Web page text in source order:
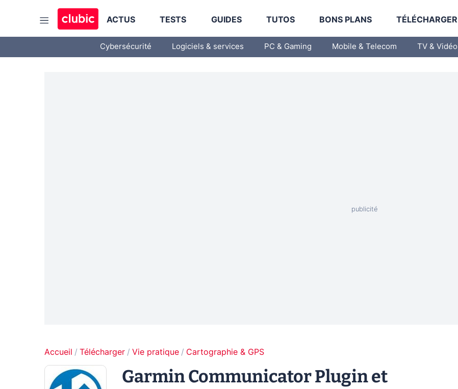
ACTUS TESTS GUIDES TUTOS BONS PLANS TÉLÉCHARGER
Cybersécurité Logiciels & services PC & Gaming Mobile & Telecom TV & Vidéo
Accueil Télécharger Vie pratique Cartographie & GPS
Garmin Communicator Plugin et